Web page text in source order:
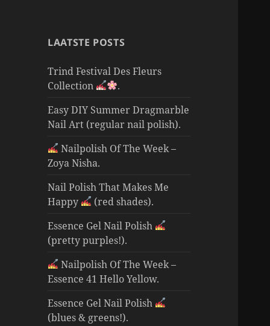
LAATSTE POSTS
Trind Festival Des Fleurs
Collection
.
Easy DIY Summer Dragmarble
Nail Art (regular nail polish).
Nailpolish Of The Week –
Zoya Nisha.
Nail Polish That Makes Me
Happy
(red shades).
Essence Gel Nail Polish
(pretty purples!).
Nailpolish Of The Week –
Essence 41 Hello Yellow.
Essence Gel Nail Polish
(blues & greens!).